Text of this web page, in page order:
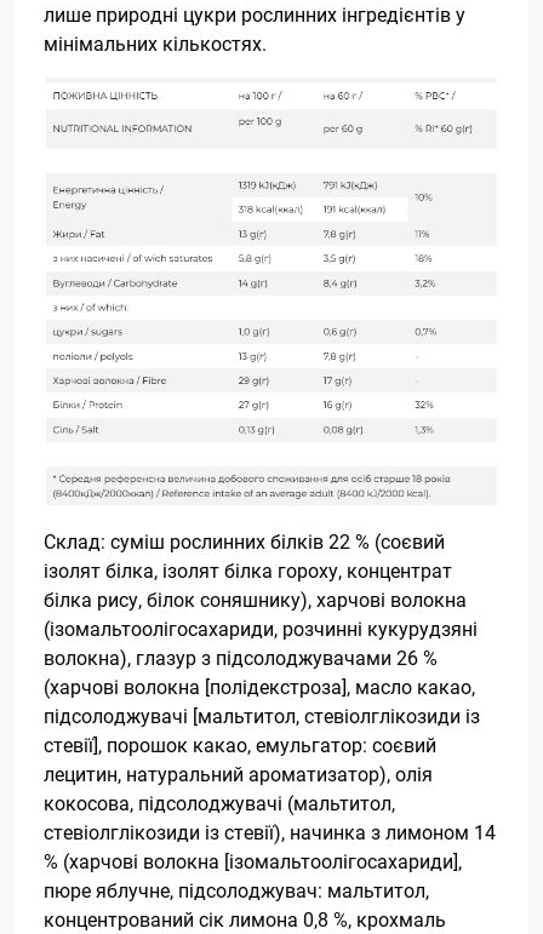
лише природні цукри рослинних інгредієнтів у
мінімальних кількостях.
Склад: суміш рослинних білків 22 % (соєвий
ізолят білка, ізолят білка гороху, концентрат
білка рису, білок соняшнику), харчові волокна
(ізомальтоолігосахариди, розчинні кукурудзяні
волокна), глазур з підсолоджувачами 26 %
(харчові волокна [полідекстроза], масло какао,
підсолоджувачі [мальтитол, стевіолглікозиди із
стевії], порошок какао, емульгатор: соєвий
лецитин, натуральний ароматизатор), олія
кокосова, підсолоджувачі (мальтитол,
стевіолглікозиди із стевії), начинка з лимоном 14
% (харчові волокна [ізомальтоолігосахариди],
пюре яблучне, підсолоджувач: мальтитол,
концентрований сік лимона 0,8 %, крохмаль